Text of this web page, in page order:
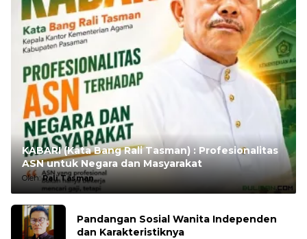
KABARI (Kata Bang Rali Tasman) : Profesionalitas
ASN untuk Negara dan Masyarakat
Oleh:Rali Tasman
Pandangan Sosial Wanita Independen
dan Karakteristiknya